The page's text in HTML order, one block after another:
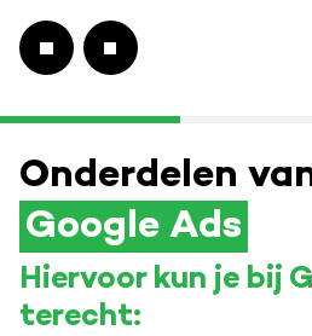
Onderdelen
Google Ads
Hiervoor kun je bij
terecht: